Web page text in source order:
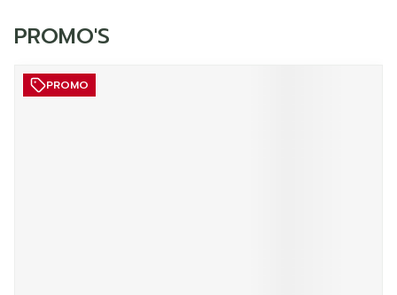
PROMO'S
PROMO